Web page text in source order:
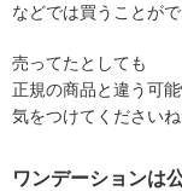
などでは買うことがで
売ってたとしても
正規の商品と違う可
気をつけてくださいね
ワンデーションは